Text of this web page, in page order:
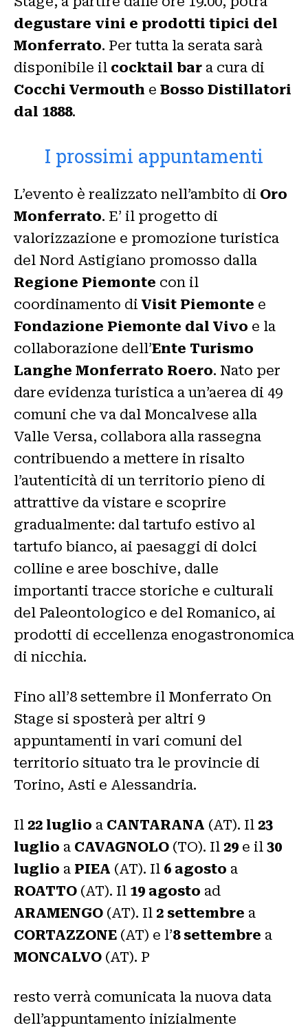
degustare vini e prodotti tipici del
Monferrato. Per tutta la serata sarà
disponibile il cocktail bar a cura di
Cocchi Vermouth e Bosso Distillatori
dal 1888.
I prossimi appuntamenti
L’evento è realizzato nell’ambito di Oro
Monferrato. E’ il progetto di
valorizzazione e promozione turistica
del Nord Astigiano promosso dalla
Regione Piemonte con il
coordinamento di Visit Piemonte e
Fondazione Piemonte dal Vivo e la
collaborazione dell’Ente Turismo
Langhe Monferrato Roero. Nato per
dare evidenza turistica a un’aerea di 49
comuni che va dal Moncalvese alla
Valle Versa, collabora alla rassegna
contribuendo a mettere in risalto
l’autenticità di un territorio pieno di
attrattive da vistare e scoprire
gradualmente: dal tartufo estivo al
tartufo bianco, ai paesaggi di dolci
colline e aree boschive, dalle
importanti tracce storiche e culturali
del Paleontologico e del Romanico, ai
prodotti di eccellenza enogastronomica
di nicchia.
Fino all’8 settembre il Monferrato On
Stage si sposterà per altri 9
appuntamenti in vari comuni del
territorio situato tra le provincie di
Torino, Asti e Alessandria.
Il 22 luglio a CANTARANA (AT). Il 23
luglio a CAVAGNOLO (TO). Il 29 e il 30
luglio a PIEA (AT). Il 6 agosto a
ROATTO (AT). Il 19 agosto ad
ARAMENGO (AT). Il 2 settembre a
CORTAZZONE (AT) e l’8 settembre a
MONCALVO (AT). P
resto verrà comunicata la nuova data
dell’appuntamento inizialmente